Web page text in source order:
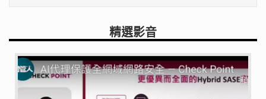
精選影音